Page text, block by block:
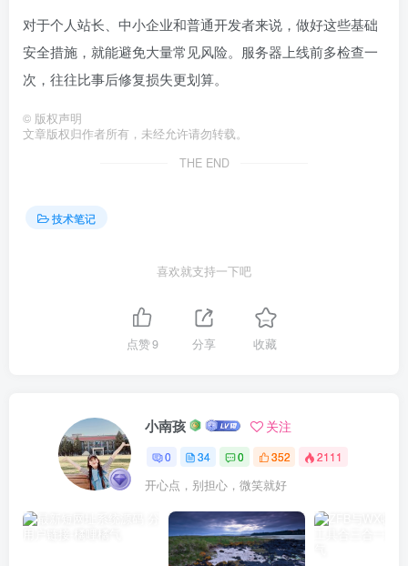
对于个人站长、中小企业和普通开发者来说，做好这些基础
安全措施，就能避免大量常见风险。服务器上线前多检查一
次，往往比事后修复损失更划算。
© 版权声明
文章版权归作者所有，未经允许请勿转载。
THE END
技术笔记
喜欢就支持一下吧
点赞9 分享 收藏
小南孩 关注
0 34 0 352 2111
开心点，别担心，微笑就好